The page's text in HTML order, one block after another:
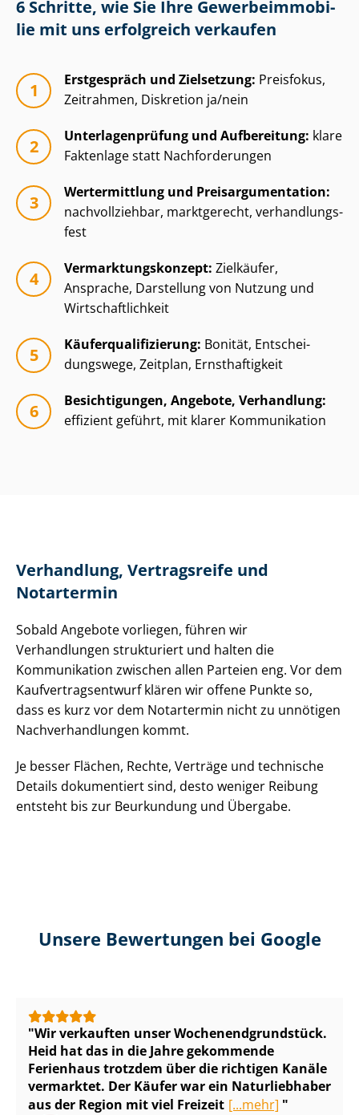
6 Schritte, wie Sie Ihre Ge­wer­be­im­mo­bi­
lie mit uns erfolgreich verkaufen
Erstgespräch und Zielsetzung: Preisfokus,
Zeitrahmen, Diskretion ja/nein
Un­ter­la­gen­prü­fung und Aufbereitung: klare
Faktenlage statt Nachforderungen
Wertermittlung und Preisar­gu­men­ta­ti­on:
nachvollziehbar, marktgerecht, ver­hand­lungs­
fest
Ver­mark­tungs­kon­zept: Zielkäufer,
Ansprache, Darstellung von Nutzung und
Wirt­schaft­lich­keit
Käu­fer­qua­li­fi­zie­rung: Bonität, Ent­schei­
dungs­we­ge, Zeitplan, Ernsthaftigkeit
Besichtigungen, Angebote, Verhandlung:
effizient geführt, mit klarer Kommunikation
Verhandlung, Vertragsreife und
Notartermin
Sobald Angebote vorliegen, führen wir
Verhandlungen strukturiert und halten die
Kommunikation zwischen allen Parteien eng. Vor dem
Kauf­ver­trags­ent­wurf klären wir offene Punkte so,
dass es kurz vor dem Notartermin nicht zu unnötigen
Nach­ver­hand­lun­gen kommt.
Je besser Flächen, Rechte, Verträge und technische
Details dokumentiert sind, desto weniger Reibung
entsteht bis zur Beurkundung und Übergabe.
Unsere Bewertungen bei Google
Wir verkauften unser Wo­chen­end­grund­stück.
Heid hat das in die Jahre gekommende
Ferienhaus trotzdem über die richtigen Kanäle
vermarktet. Der Käufer war ein Naturliebhaber
aus der Region mit viel Freizeit [...mehr]